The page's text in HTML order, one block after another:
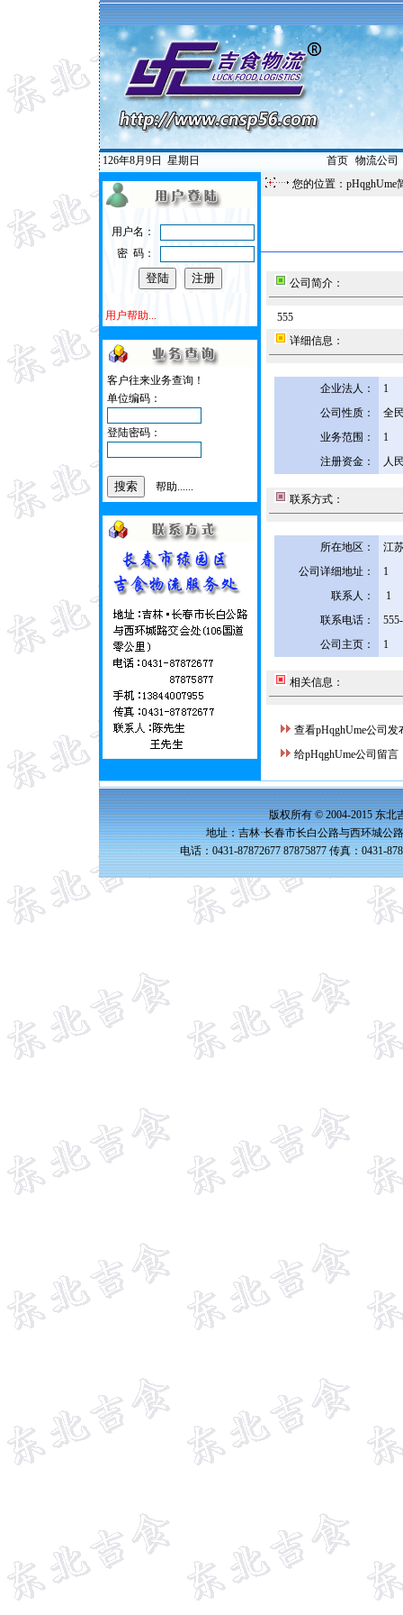
126年8月9日 星期日 首页| 物流公司
用户名：
密 码：
用户帮助...
客户往来业务查询！
单位编码：
登陆密码：
帮助......
您的位置：pHqghUme
公司简介：
555
详细信息：
企业法人：
1
公司性质：
全
业务范围：
1
注册资金：
人
联系方式：
所在地区：
江
公司详细地址：
1
联系人：
1
联系电话：
公司主页：
1
相关信息：
查看pHqghUme公司发
给pHqghUme公司留言
版权所有 © 2004-2015 东北
地址：吉林·长春市长白公路与西环城公
电话：0431-87872677 87875877 传真：0431-